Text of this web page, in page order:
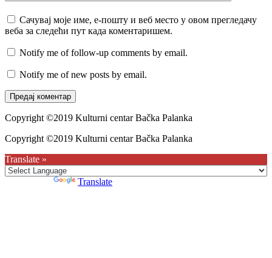
Сачувај моје име, е-пошту и веб место у овом прегледачу
веба за следећи пут када коментаришем.
Notify me of follow-up comments by email.
Notify me of new posts by email.
Copyright ©2019 Kulturni centar Bačka Palanka
Copyright ©2019 Kulturni centar Bačka Palanka
Translate »
Translate